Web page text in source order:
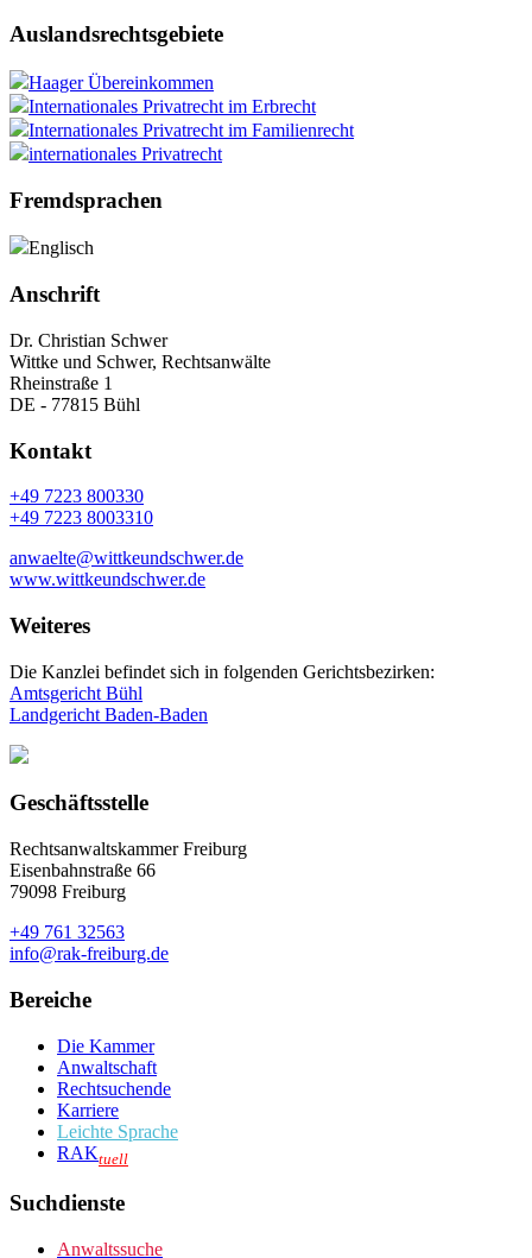
Auslandsrechtsgebiete
Haager Übereinkommen
Internationales Privatrecht im Erbrecht
Internationales Privatrecht im Familienrecht
internationales Privatrecht
Fremdsprachen
Englisch
Anschrift
Dr. Christian Schwer
Wittke und Schwer, Rechtsanwälte
Rheinstraße 1
DE - 77815 Bühl
Kontakt
+49 7223 800330
+49 7223 8003310
anwaelte@wittkeundschwer.de
www.wittkeundschwer.de
Weiteres
Die Kanzlei befindet sich in folgenden Gerichtsbezirken:
Amtsgericht Bühl
Landgericht Baden-Baden
Geschäftsstelle
Rechtsanwaltskammer Freiburg
Eisenbahnstraße 66
79098 Freiburg
+49 761 32563
info@rak-freiburg.de
Bereiche
Die Kammer
Anwaltschaft
Rechtsuchende
Karriere
Leichte Sprache
RAKtuell
Suchdienste
Anwaltssuche